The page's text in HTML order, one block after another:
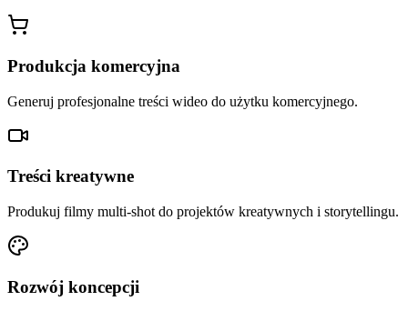
Produkcja komercyjna
Generuj profesjonalne treści wideo do użytku komercyjnego.
Treści kreatywne
Produkuj filmy multi-shot do projektów kreatywnych i storytellingu.
Rozwój koncepcji